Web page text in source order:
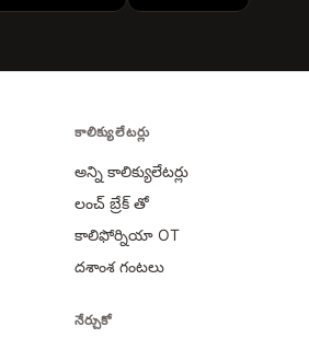
కాలిక్యులేటర్లు
అన్ని కాలిక్యులేటర్లు
లంచ్ బ్రేక్ తో
కాలిఫోర్నియా OT
దశాంశ గంటలు
నేర్చుకో